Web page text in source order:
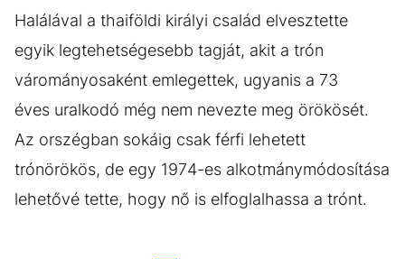
Halálával a thaiföldi királyi család elvesztette
egyik legtehetségesebb tagját, akit a trón
várományosaként emlegettek, ugyanis a 73
éves uralkodó még nem nevezte meg örökösét.
Az orszégban sokáig csak férfi lehetett
trónörökös, de egy 1974-es alkotmánymódosítása
lehetővé tette, hogy nő is elfoglalhassa a trónt.